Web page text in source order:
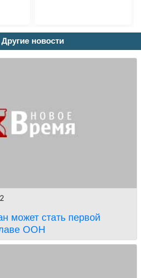
Другие новости
может стать первой
ООН